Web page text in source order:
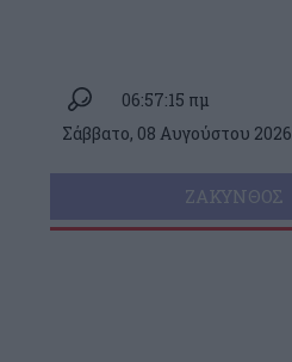
06:57:15 πμ
Σάββατο, 08 Αυγούστου 2026
ΖΆΚΥΝΘΟΣ